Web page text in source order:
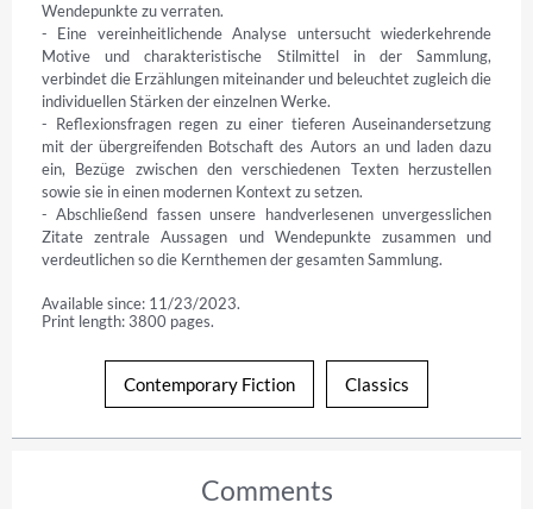
Wendepunkte zu verraten.
- Eine vereinheitlichende Analyse untersucht wiederkehrende
Motive und charakteristische Stilmittel in der Sammlung,
verbindet die Erzählungen miteinander und beleuchtet zugleich die
individuellen Stärken der einzelnen Werke.
- Reflexionsfragen regen zu einer tieferen Auseinandersetzung
mit der übergreifenden Botschaft des Autors an und laden dazu
ein, Bezüge zwischen den verschiedenen Texten herzustellen
sowie sie in einen modernen Kontext zu setzen.
- Abschließend fassen unsere handverlesenen unvergesslichen
Zitate zentrale Aussagen und Wendepunkte zusammen und
verdeutlichen so die Kernthemen der gesamten Sammlung.
Available since: 11/23/2023.
Print length: 3800 pages.
Contemporary Fiction Classics
Comments